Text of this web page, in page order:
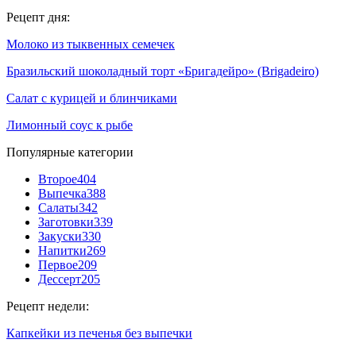
Рецепт дня:
Молоко из тыквенных семечек
Бразильский шоколадный торт «Бригадейро» (Brigadeiro)
Салат с курицей и блинчиками
Лимонный соус к рыбе
Популярные категории
Второе404
Выпечка388
Салаты342
Заготовки339
Закуски330
Напитки269
Первое209
Дессерт205
Рецепт недели:
Капкейки из печенья без выпечки